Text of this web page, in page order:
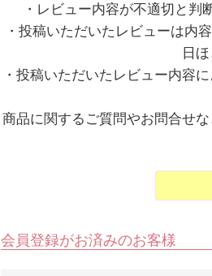
・レビュー内容が不適切と判
・投稿いただいたレビューは内
日
・投稿いただいたレビュー内容
商品に関するご質問やお問合せ
会員登録がお済みのお客様